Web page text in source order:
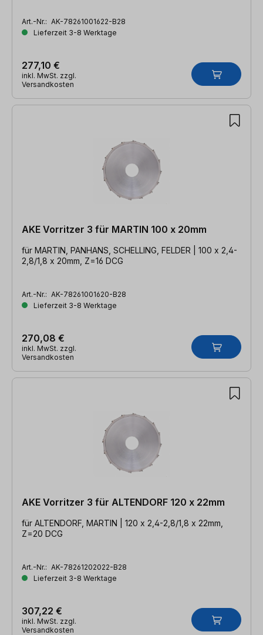
Art.-Nr.: AK-78261001622-B28
Lieferzeit 3-8 Werktage
277,10 €
inkl. MwSt. zzgl.
Versandkosten
AKE Vorritzer 3 für MARTIN 100 x 20mm
für MARTIN, PANHANS, SCHELLING, FELDER | 100 x 2,4-
2,8/1,8 x 20mm, Z=16 DCG
Art.-Nr.: AK-78261001620-B28
Lieferzeit 3-8 Werktage
270,08 €
inkl. MwSt. zzgl.
Versandkosten
AKE Vorritzer 3 für ALTENDORF 120 x 22mm
für ALTENDORF, MARTIN | 120 x 2,4-2,8/1,8 x 22mm,
Z=20 DCG
Art.-Nr.: AK-78261202022-B28
Lieferzeit 3-8 Werktage
307,22 €
inkl. MwSt. zzgl.
Versandkosten